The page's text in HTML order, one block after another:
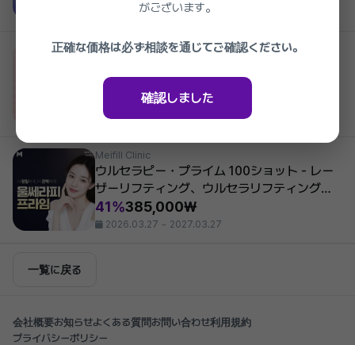
2026.03.27 ~ 2027.03.27
Meifill Clinic
40%
2026.03.27 ~ 2027.03.27
Meifill Clinic
ウルセラピー・プライム 100ショット - レー
ザーリフティング、ウルセラリフティングア
ップグレード、二重顎、顎の肉、顎下の肉、
二重あご、顎ライン、Vライン、肌弾力改
41%385,000₩
2026.03.27 ~ 2027.03.27
一覧に戻る
会社概要お知らせよくある質問 お問い合わせ利用規約
プライバシーポリシー
がございます。
正確な価格は必ず相談を通じてご確認ください。
確認しました